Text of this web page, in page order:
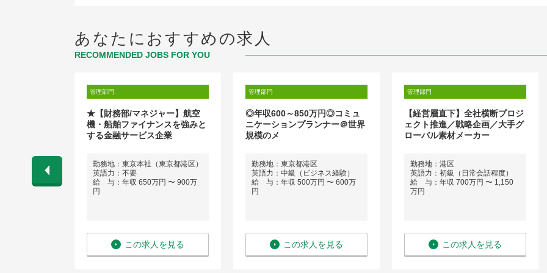
あなたにおすすめの求人
RECOMMENDED JOBS FOR YOU
〜 650万
管理部門
★【財務部/マネジャー】航空
機・船舶ファイナンスを強みと
する金融サービス企業
勤務地：東京本社（東京都港区）
英語力：不要
給 与：年収 650万円 〜 900万
円
この求人を見る
管理部門
◎年収600～850万円◎コミュ
ニケーションプランナー＠世界
規模のメ
勤務地：東京都港区
英語力：中級（ビジネス経験）
給 与：年収 500万円 〜 600万
円
この求人を見る
管理部門
【経営層直下】全社横断プロジ
ェクト推進／戦略企画／大手グ
ローバル素材メーカー
勤務地：港区
英語力：初級（日常会話程度）
給 与：年収 700万円 〜 1,150
万円
この求人を見る